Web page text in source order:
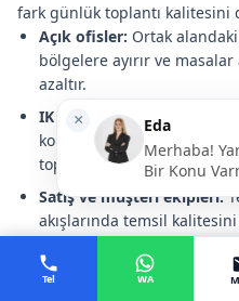
fark günlük toplantı kalitesini
Açık ofisler: Ortak
bölgelere ayırır ve
azaltır.
IK ve yönetici görüşmeleri:
konuşmalarında kapalı,
toplantı düzeni sağlar.
Satış ve müşteri ekipleri:
akışlarında temsil
ürüne ve müşteriye
Proje ve yazılım ekipleri:
Tel WA